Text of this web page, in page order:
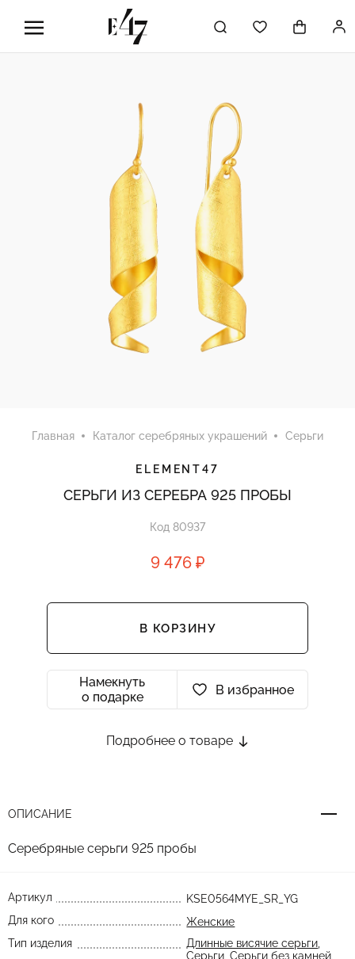
Главная Каталог серебряных украшений Серьги
ELEMENT47
СЕРЬГИ ИЗ СЕРЕБРА 925 ПРОБЫ
Код 80937
9 476 ₽
В КОРЗИНУ
Намекнуть
о подарке
В избранное
Подробнее о товаре
ОПИСАНИЕ
Серебряные серьги 925 пробы
Артикул
KSE0564MYE_SR_YG
Для кого
Женские
Тип изделия
Длинные висячие серьги
Серьги ,Серьги без камней